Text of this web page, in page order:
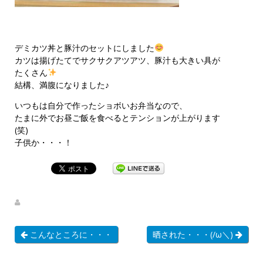
デミカツ丼と豚汁のセットにしました
カツは揚げたてでサクサクアツアツ、豚汁も大きい具が
たくさん
結構、満腹になりました♪
いつもは自分で作ったショボいお弁当なので、
たまに外でお昼ご飯を食べるとテンションが上がります
(笑)
子供か・・・！
こんなところに・・・ 晒された・・・(/ω＼)